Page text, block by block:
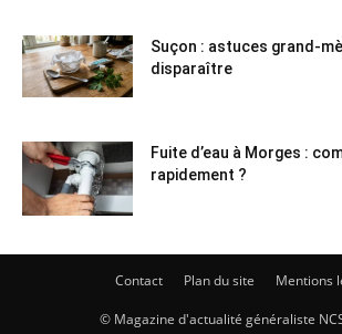
Suçon : astuces grand-
disparaître
Fuite d’eau à Morges :
rapidement ?
Contact Plan du site Mentions
© Magazine d'actualité généraliste